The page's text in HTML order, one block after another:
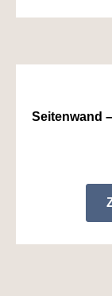
Seitenwand